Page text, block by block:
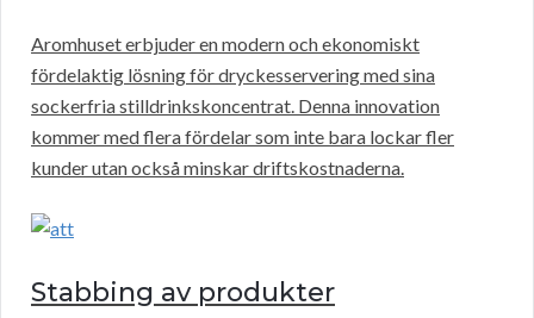
Aromhuset erbjuder en modern och ekonomiskt
fördelaktig lösning för dryckesservering med sina
sockerfria stilldrinkskoncentrat. Denna innovation
kommer med flera fördelar som inte bara lockar fler
kunder utan också minskar driftskostnaderna.
Stabbing av produkter